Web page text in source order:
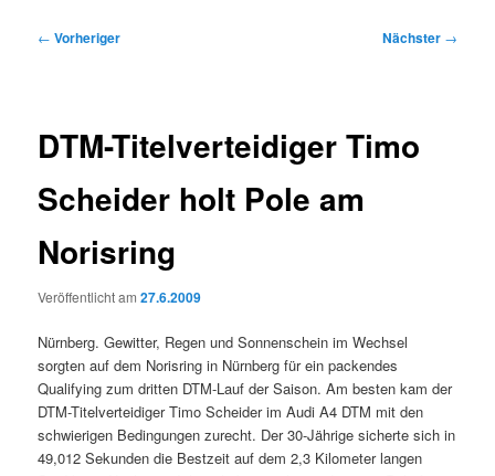
Beitragsnavigation
← Vorheriger Nächster →
DTM-Titelverteidiger Timo
Scheider holt Pole am
Norisring
Veröffentlicht am27.6.2009
Nürnberg. Gewitter, Regen und Sonnenschein im Wechsel
sorgten auf dem Norisring in Nürnberg für ein packendes
Qualifying zum dritten DTM-Lauf der Saison. Am besten kam der
DTM-Titelverteidiger Timo Scheider im Audi A4 DTM mit den
schwierigen Bedingungen zurecht. Der 30-Jährige sicherte sich in
49,012 Sekunden die Bestzeit auf dem 2,3 Kilometer langen